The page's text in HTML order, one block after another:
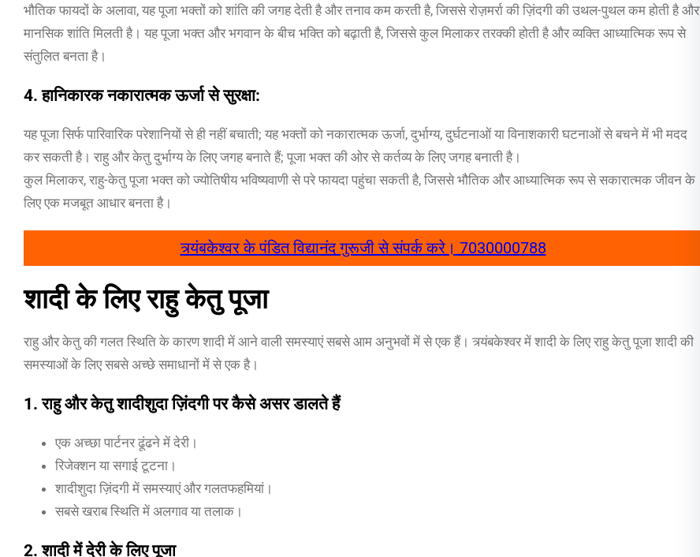
भौतिक फायदों के अलावा, यह पूजा भक्तों को शांति की जगह देती है और तनाव कम करती है, जिससे रोज़मर्रा की ज़िंदगी की उथल-पुथल कम होती है और
मानसिक शांति मिलती है। यह पूजा भक्त और भगवान के बीच भक्ति को बढ़ाती है, जिससे कुल मिलाकर तरक्की होती है और व्यक्ति आध्यात्मिक रूप से
संतुलित बनता है।
4. हानिकारक नकारात्मक ऊर्जा से सुरक्षा:
यह पूजा सिर्फ पारिवारिक परेशानियों से ही नहीं बचाती; यह भक्तों को नकारात्मक ऊर्जा, दुर्भाग्य, दुर्घटनाओं या विनाशकारी घटनाओं से बचने में भी मदद
कर सकती है। राहु और केतु दुर्भाग्य के लिए जगह बनाते हैं; पूजा भक्त की ओर से कर्तव्य के लिए जगह बनाती है।
कुल मिलाकर, राहु-केतु पूजा भक्त को ज्योतिषीय भविष्यवाणी से परे फायदा पहुंचा सकती है, जिससे भौतिक और आध्यात्मिक रूप से सकारात्मक जीवन के
लिए एक मजबूत आधार बनता है।
त्र्यंबकेश्वर के पंडित विद्यानंद गुरूजी से संपर्क करे। 7030000788
शादी के लिए राहु केतु पूजा
राहु और केतु की गलत स्थिति के कारण शादी में आने वाली समस्याएं सबसे आम अनुभवों में से एक हैं। त्र्यंबकेश्वर में शादी के लिए राहु केतु पूजा शादी की
समस्याओं के लिए सबसे अच्छे समाधानों में से एक है।
1.राहु और केतु शादीशुदा ज़िंदगी पर कैसे असर डालते हैं
एक अच्छा पार्टनर ढूंढने में देरी।
रिजेक्शन या सगाई टूटना।
शादीशुदा ज़िंदगी में समस्याएं और गलतफहमियां।
सबसे खराब स्थिति में अलगाव या तलाक।
2. शादी में देरी के लिए पूजा